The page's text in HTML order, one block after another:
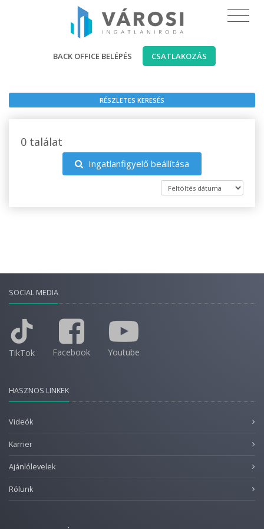
BACK OFFICE BELÉPÉS CSATLAKOZÁS
RÉSZLETES KERESÉS
0 találat
Ingatlanfigyelő beállítása
SOCIAL MEDIA
TikTok Facebook Youtube
HASZNOS LINKEK
Videók
Karrier
Ajánlólevelek
Rólunk